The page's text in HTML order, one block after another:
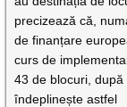
precizează că,
de finanțare
curs de
43 de blocuri,
îndeplinește astfel